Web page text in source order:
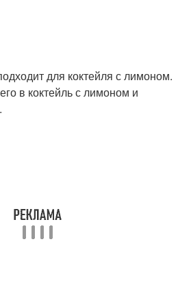
для коктейля с лимоном.
в коктейль с лимоном и